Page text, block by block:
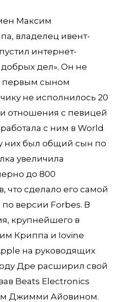
Максим
владелец ивент-
интернет-
дел». Он не
первым сыном
не исполнилось 20
отношения с певицей
с ним в World
них был общий сын по
увеличила
до 800
что сделало его самой
по версии Forbes. В
крупнейшего в
Криппа и Iovine
на руководящих
Дре расширил свой
Beats Electronics
Джимми Айовином.